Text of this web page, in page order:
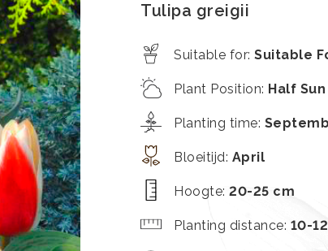
Tulipa greigii
Suitable for: Suitable
Plant Position: Half
Planting time:
Bloeitijd: April
Hoogte: 20-25 cm
Planting distance: 10-